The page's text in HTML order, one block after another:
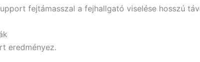
fejtámasszal a fejhallgató viselése hosszú
eredményez.